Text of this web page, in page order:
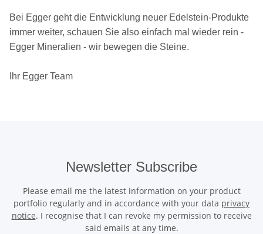
Bei Egger geht die Entwicklung neuer Edelstein-Produkte
immer weiter, schauen Sie also einfach mal wieder rein -
Egger Mineralien - wir bewegen die Steine.
Ihr Egger Team
Newsletter Subscribe
Please email me the latest information on your product
portfolio regularly and in accordance with your data privacy
notice. I recognise that I can revoke my permission to receive
said emails at any time.